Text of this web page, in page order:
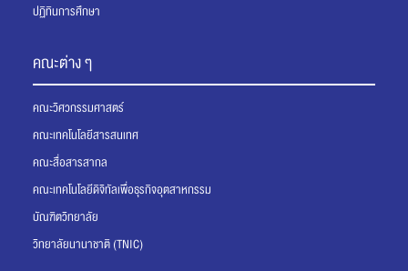
ปฏิทินการศึกษา
คณะต่าง ๆ
คณะวิศวกรรมศาสตร์
คณะเทคโนโลยีสารสนเทศ
คณะสื่อสารสากล
คณะเทคโนโลยีดิจิทัลเพื่อธุรกิจอุตสาหกรรม
บัณฑิตวิทยาลัย
วิทยาลัยนานาชาติ (TNIC)